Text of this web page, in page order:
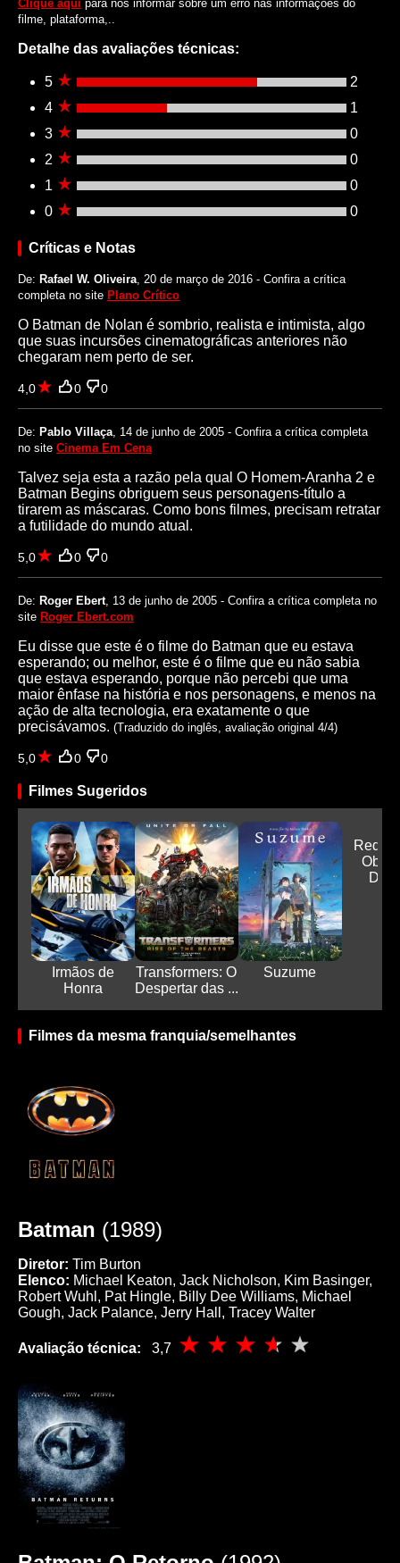
Clique aqui para nos informar sobre um erro nas informações do
filme, plataforma,..
Detalhe das avaliações técnicas:
5
2
4
1
3
0
2
0
1
0
0
0
Críticas e Notas
De: Rafael W. Oliveira , 20 de março de 2016 - Confira a crítica
completa no site Plano Crítico
O Batman de Nolan é sombrio, realista e intimista, algo
que suas incursões cinematográficas anteriores não
chegaram nem perto de ser.
4,0 0 0
De: Pablo Villaça , 14 de junho de 2005 - Confira a crítica completa
no site Cinema Em Cena
Talvez seja esta a razão pela qual O Homem-Aranha 2 e
Batman Begins obriguem seus personagens-título a
tirarem as máscaras. Como bons filmes, precisam retratar
a futilidade do mundo atual.
5,0 0 0
De: Roger Ebert, 13 de junho de 2005 - Confira a crítica completa no
site Roger Ebert.com
Eu disse que este é o filme do Batman que eu estava
esperando; ou melhor, este é o filme que eu não sabia
que estava esperando, porque não percebi que uma
maior ênfase na história e nos personagens, e menos na
ação de alta tecnologia, era exatamente o que
precisávamos. (Traduzido do inglês, avaliação original 4/4)
5,0 0 0
Filmes Sugeridos
Irmãos de
Honra
Transformers: O
Despertar das ...
Suzume
Red
Filmes da mesma franquia/semelhantes
Batman (1989)
Diretor: Tim Burton
Elenco: Michael Keaton, Jack Nicholson, Kim Basinger,
Robert Wuhl, Pat Hingle, Billy Dee Williams, Michael
Gough, Jack Palance, Jerry Hall, Tracey Walter
Avaliação técnica: 3,7